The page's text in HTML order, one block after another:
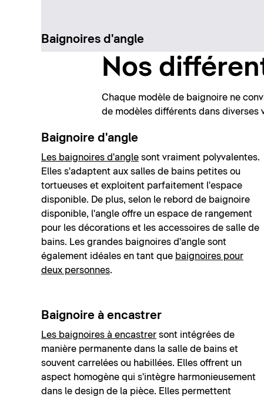
Baignoires d'angle
Nos
Chaque modèle de baignoire ne
de modèles différents dans diverses
Baignoire d'angle
Les baignoires d'anglesont vraiment polyvalentes.
Elles s'adaptent aux salles de bains petites ou
tortueuses et exploitent parfaitement l'espace
disponible. De plus, selon le rebord de baignoire
disponible, l'angle offre un espace de rangement
pour les décorations et les accessoires de salle de
bains. Les grandes baignoires d'angle sont
également idéales en tant que baignoires pour
deux personnes.
Baignoire à encastrer
Les baignoires à encastrersont intégrées de
manière permanente dans la salle de bains et
souvent carrelées ou habillées. Elles offrent un
aspect homogène qui s'intègre harmonieusement
dans le design de la pièce. Elles permettent